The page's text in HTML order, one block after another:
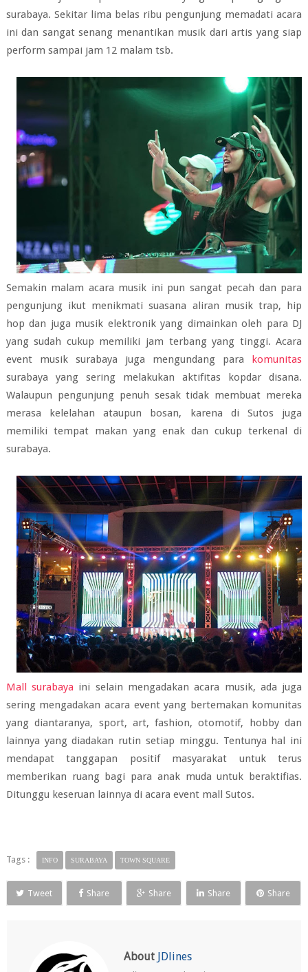
surabaya. Sekitar lima belas ribu pengunjung memadati acara
ini dan sangat senang menantikan musik dari artis yang siap
perform sampai jam 12 malam tsb.
Semakin malam acara musik ini pun sangat pecah dan para
pengunjung ikut menikmati suasana aliran musik trap, hip
hop dan juga musik elektronik yang dimainkan oleh para DJ
yang sudah cukup memiliki jam terbang yang tinggi. Acara
event musik surabaya juga mengundang para komunitas
surabaya yang sering melakukan aktifitas kopdar disana.
Walaupun pengunjung penuh sesak tidak membuat mereka
merasa kelelahan ataupun bosan, karena di Sutos juga
memiliki tempat makan yang enak dan cukup terkenal di
surabaya.
Mall surabaya ini selain mengadakan acara musik, ada juga
sering mengadakan acara event yang bertemakan komunitas
yang diantaranya, sport, art, fashion, otomotif, hobby dan
lainnya yang diadakan rutin setiap minggu. Tentunya hal ini
mendapat tanggapan positif masyarakat untuk terus
memberikan ruang bagi para anak muda untuk beraktifias.
Ditunggu keseruan lainnya di acara event mall Sutos.
Tags : INFO SURABAYA TOWN SQUARE
Tweet Share Share Share Share
About JDlines